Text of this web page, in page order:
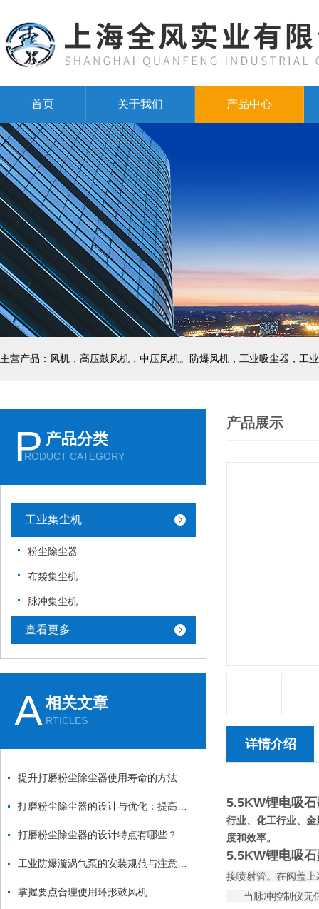
首页 关于我们 产品中心
主营产品：风机，高压鼓风机，中压风机。防爆风机，工业吸尘器，工
P 产品分类
RODUCT CATEGORY
工业集尘机
粉尘除尘器
布袋集尘机
脉冲集尘机
查看更多
A相关文章
RTICLES
提升打磨粉尘除尘器使用寿命的方法
打磨粉尘除尘器的设计特点有哪些？
掌握要点合理使用环形鼓风机
产品展示
详情介绍
5.5KW锂电吸
行业、化工行业、 金
度和效率。
5.5KW锂电吸
接喷射管。在阀盖
当脉冲控制仪无信